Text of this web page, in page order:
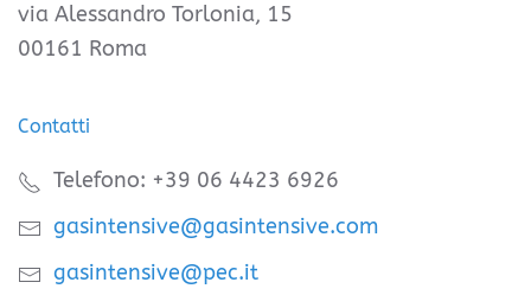
via Alessandro Torlonia, 15
00161 Roma
Contatti
Telefono: +39 06 4423 6926
gasintensive@gasintensive.com
gasintensive@pec.it